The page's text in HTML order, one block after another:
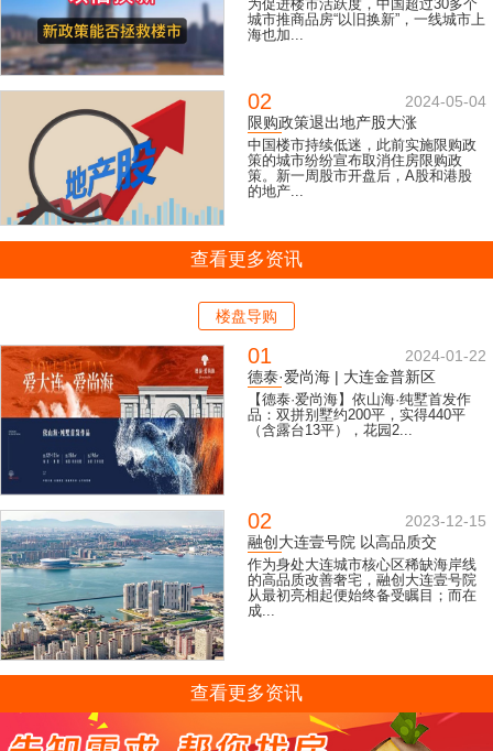
为促进楼市活跃度，中国超过30多个
城市推商品房“以旧换新”，一线城市上
海也加...
02
2024-05-04
限购政策退出地产股大涨
中国楼市持续低迷，此前实施限购政
策的城市纷纷宣布取消住房限购政
策。新一周股市开盘后，A股和港股
的地产...
查看更多资讯
楼盘导购
01
2024-01-22
德泰·爱尚海 | 大连金普新区
【德泰·爱尚海】依山海·纯墅首发作
品：双拼别墅约200平，实得440平
（含露台13平），花园2...
02
2023-12-15
融创大连壹号院 以高品质交
作为身处大连城市核心区稀缺海岸线
的高品质改善奢宅，融创大连壹号院
从最初亮相起便始终备受瞩目；而在
成...
查看更多资讯